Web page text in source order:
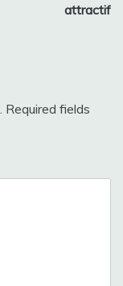
attractif
Required fields